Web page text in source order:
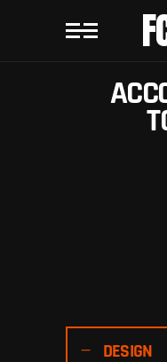
DESIGN